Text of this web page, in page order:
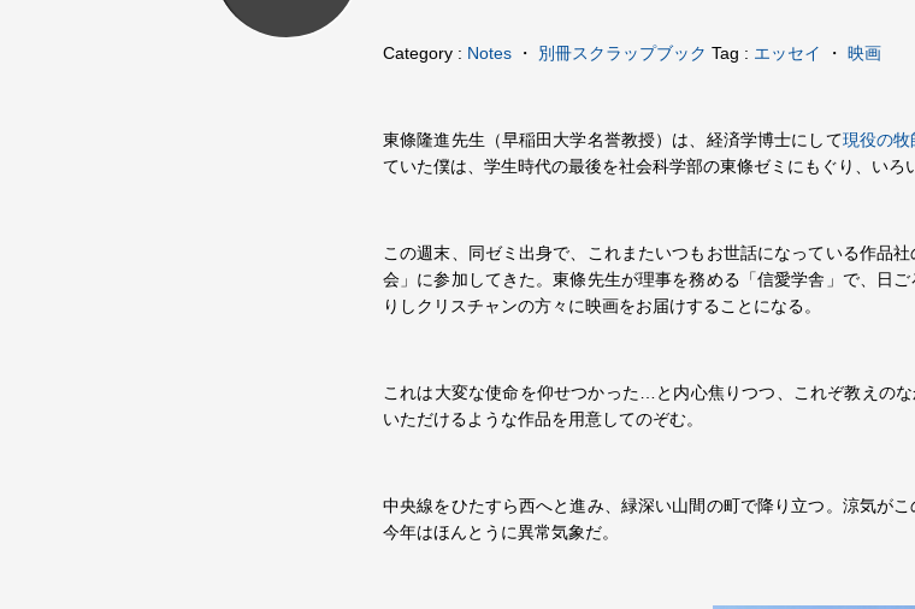
Category : Notes ・ 別冊スクラップブック Tag : エッセイ ・ 映画
東條隆進先生（早稲田大学名誉教授）は、経済学博士にして現役の牧
ていた僕は、学生時代の最後を社会科学部の東條ゼミにもぐり、いろ
この週末、同ゼミ出身で、これまたいつもお世話になっている作品
会」に参加してきた。東條先生が理事を務める「信愛学舎」で、日
りしクリスチャンの方々に映画をお届けすることになる。
これは大変な使命を仰せつかった…と内心焦りつつ、これぞ教えの
いただけるような作品を用意してのぞむ。
中央線をひたすら西へと進み、緑深い山間の町で降り立つ。涼気が
今年はほんとうに異常気象だ。